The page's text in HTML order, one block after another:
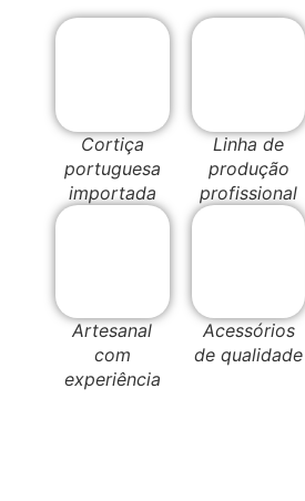
Cortiça
portuguesa
importada
Artesanal
com
experiência
Linha de
produção
profissional
Acessórios
de qualidade